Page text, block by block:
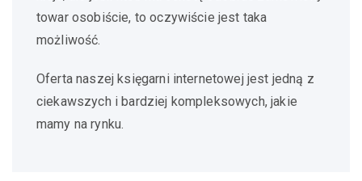
towar osobiście, to oczywiście jest taka
możliwość.
Oferta naszej księgarni internetowej jest jedną z
ciekawszych i bardziej kompleksowych, jakie
mamy na rynku.